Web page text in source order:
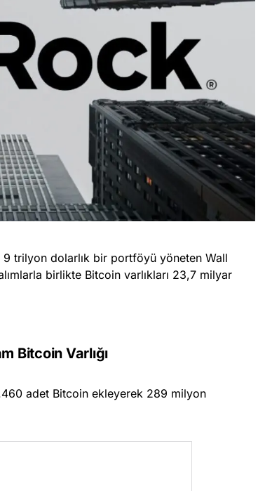
9 trilyon dolarlık bir portföyü yöneten Wall
birlikte Bitcoin varlıkları 23,7 milyar
Bitcoin Varlığı
adet Bitcoin ekleyerek 289 milyon